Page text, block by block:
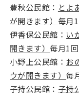
豊秋公民館： とよ
が開きます） 毎月
伊香保公民館： い
開きます） 毎月1
小野上公民館： お
ウが開きます） 毎
子持公民館： 子持